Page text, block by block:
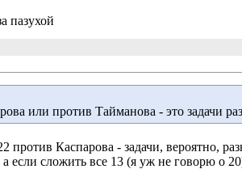
пазухой
или против Тайманова - это задачи
против Каспарова - задачи, вероятно,
если сложить все 13 (я уж не говорю о